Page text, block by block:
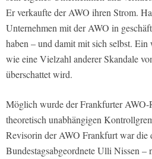
Er verkaufte der AWO ihren Strom.
Unternehmen mit der AWO in
haben – und damit mit sich selbst.
wie eine Vielzahl anderer Skandale
überschattet wird.
Möglich wurde der Frankfurter AWO-
theoretisch unabhängigen
Revisorin der AWO Frankfurt war die
Bundestagsabgeordnete Ulli Nissen –